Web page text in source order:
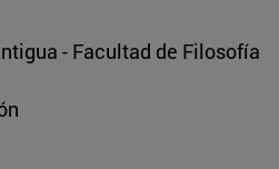
- Facultad de Filosofía